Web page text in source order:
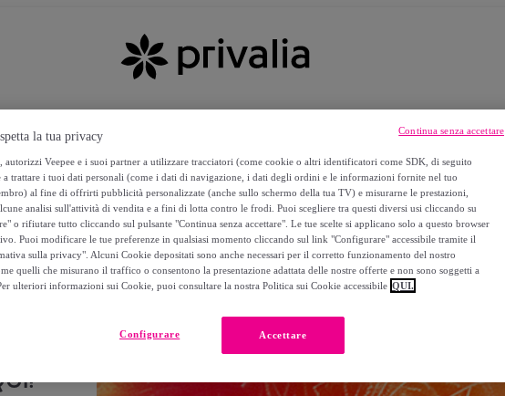
la tua privacy
autorizzi Veepee e i suoi partner a utilizzare tracciatori (come cookie o altri identificatori come SDK, di seguito
a trattare i tuoi dati personali (come i dati di navigazione, i dati degli ordini e le informazioni fornite nel tuo
al fine di offrirti pubblicità personalizzate (anche sullo schermo della tua TV) e misurarne le prestazioni,
analisi sull'attività di vendita e a fini di lotta contro le frodi. Puoi scegliere tra questi diversi usi cliccando su
o rifiutare tutto cliccando sul pulsante "Continua senza accettare". Le tue scelte si applicano solo a questo browser
Puoi modificare le tue preferenze in qualsiasi momento cliccando sul link "Configurare" accessibile tramite il
sulla privacy". Alcuni Cookie depositati sono anche necessari per il corretto funzionamento del nostro
quelli che misurano il traffico o consentono la presentazione adattata delle nostre offerte e non sono soggetti a
ulteriori informazioni sui Cookie, puoi consultare la nostra Politica sui Cookie accessibile QUI.
Accettare
Configurare
Continua senza accettare